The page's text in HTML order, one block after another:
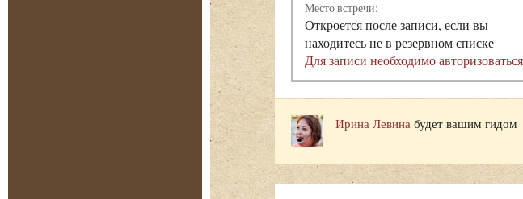
Место встречи:
Откроется после записи, если вы
находитесь не в резервном списке
Для записи необходимо авторизоваться
Ирина Левина будет вашим гидом